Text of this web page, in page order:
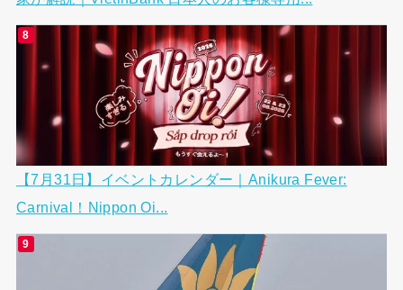
【7月31日】イベントカレンダー｜Anikura Fever:
Carnival！Nippon Oi...